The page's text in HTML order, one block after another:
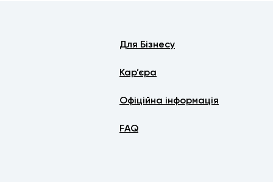
Для Бізнесу
Кар’єра
Офіційна інформація
FAQ